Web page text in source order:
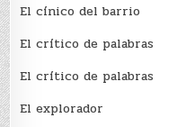
El cínico del barrio
El crí­tico de palabras
El crí­tico de palabras
El explorador